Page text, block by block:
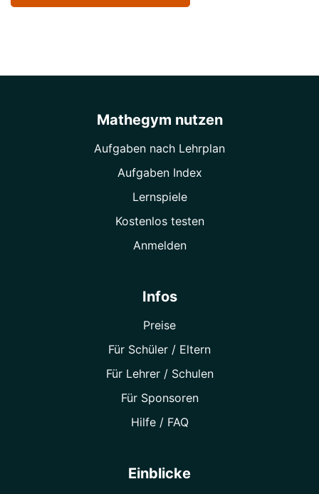
Mathegym nutzen
Aufgaben nach Lehrplan
Aufgaben Index
Lernspiele
Kostenlos testen
Anmelden
Infos
Preise
Für Schüler / Eltern
Für Lehrer / Schulen
Für Sponsoren
Hilfe / FAQ
Einblicke